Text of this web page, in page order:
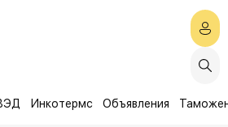
Инкотермс Объявления